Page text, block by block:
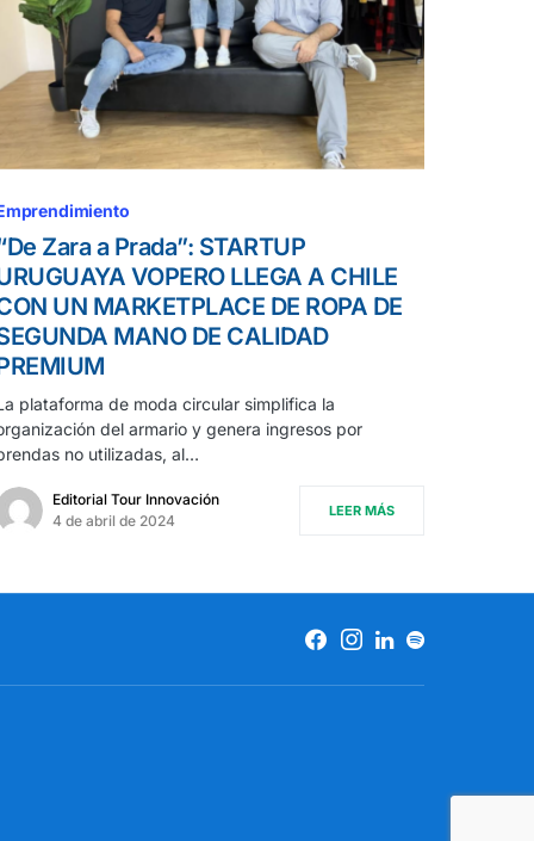
Zara a Prada”: STARTUP
VOPERO LLEGA A CHILE
UN MARKETPLACE DE ROPA DE
MANO DE CALIDAD
plataforma de moda circular simplifica la
del armario y genera ingresos por
no utilizadas, al…
Editorial Tour Innovación
4 de abril de 2024
LEER MÁS